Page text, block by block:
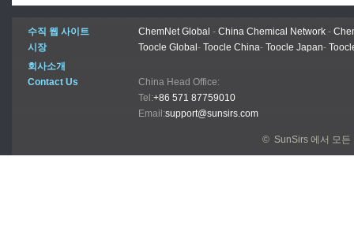
수직 웹 사이트 ChemNet Global - China Chemical Network -
시장
Toocle Global - Toocle China- Toocle Japan-
회사소개
Contact Us
China Head Office:
Tel:+86 571 87759010
Email:support@sunsirs.com
© SunSirs 에서 모